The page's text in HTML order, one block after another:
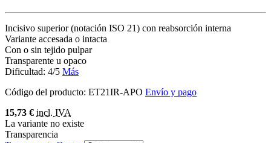
Incisivo superior (notación ISO 21) con reabsorción interna
Variante accesada o intacta
Con o sin tejido pulpar
Transparente u opaco
Dificultad: 4/5 Más
Código del producto: ET21IR-APO Envío y pago
15,73 € incl. IVA
La variante no existe
Transparencia